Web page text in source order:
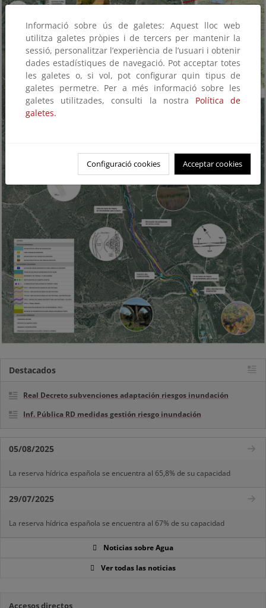
Destacados
Real Decreto subvenciones adaptación riesgos inundación
Inf. Pública RD medidas gestión riesgo inundación
05/08/2025
La reserva hídrica española se encuentra al 65,8% de su capacidad
29/07/2025
La reserva hídrica española se encuentra al 67% de su capacidad
Noticias sobre Agua
Ver todas las noticias
Accesos directos
Informació sobre ús de galetes: Aquest lloc web
utilitza galetes pròpies i de tercers per mantenir la
sessió, personalitzar l’experiència de l’usuari i obtenir
dades estadístiques de navegació. Pot acceptar totes
les galetes o, si vol, pot configurar quin tipus de
galetes permetre. Per a més informació sobre les
galetes utilitzades, consulti la nostra Política de
galetes.
Configuració cookies Acceptar cookies